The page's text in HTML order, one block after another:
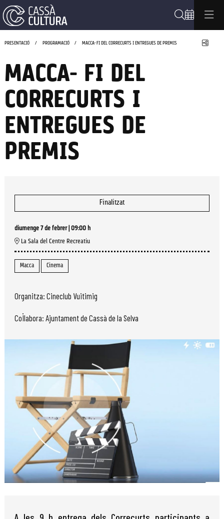
PRESENTACIÓ PROGRAMACIÓ MACCA- FI DEL CORRECURTS I ENTREGUES DE PREMIS
MACCA- FI DEL
CORRECURTS I
ENTREGUES DE
PREMIS
Finalitzat
diumenge 7 de febrer| 09:00 h
La Sala del Centre Recreatiu
Macca Cinema
Organitza: Cineclub Vuitimig
Col·labora: Ajuntament de Cassà de la Selva